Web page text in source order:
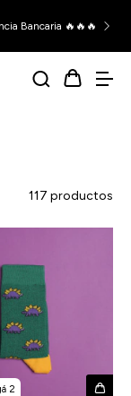
Bancaria 🔥🔥🔥
117 productos
2